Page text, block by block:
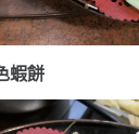
蝦餅